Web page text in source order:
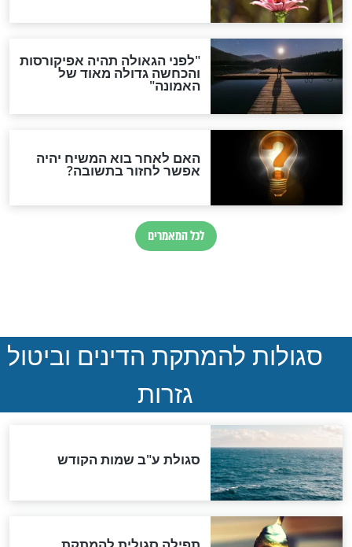
חדשות יהדות
הותר לפרסום: לוחמי מילואים
נהרגו בדרום לבנון
ואיראן: בלי שקיפות ועם הרבה
סימני שאלה
הנדיר של הרשב"ם התגלה
"מודה לקב"ה על כל השנים"
לכל המאמרים